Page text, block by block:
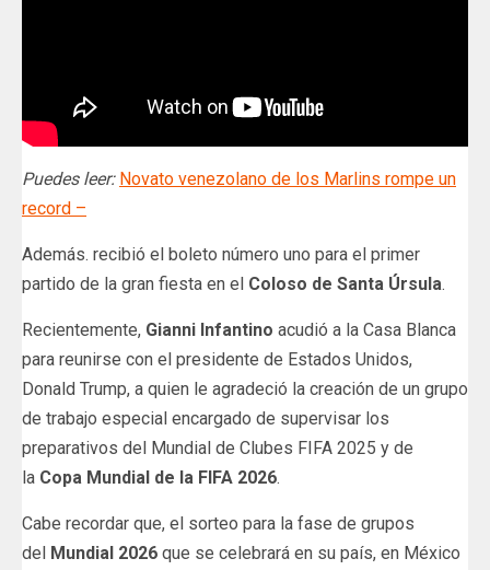
Puedes leer: Novato venezolano de los Marlins rompe un
record –
Además. recibió el boleto número uno para el primer
partido de la gran fiesta en el Coloso de Santa Úrsula.
Recientemente, Gianni Infantino acudió a la Casa Blanca
para reunirse con el presidente de Estados Unidos,
Donald Trump, a quien le agradeció la creación de un grupo
de trabajo especial encargado de supervisar los
preparativos del Mundial de Clubes FIFA 2025 y de
la Copa Mundial de la FIFA 2026.
Cabe recordar que, el sorteo para la fase de grupos
del Mundial 2026 que se celebrará en su país, en México